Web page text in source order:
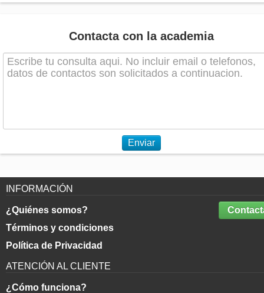
Contacta con la academia
Enviar
INFORMACIÓN
¿Quiénes somos?
Términos y condiciones
Política de Privacidad
ATENCIÓN AL CLIENTE
¿Cómo funciona?